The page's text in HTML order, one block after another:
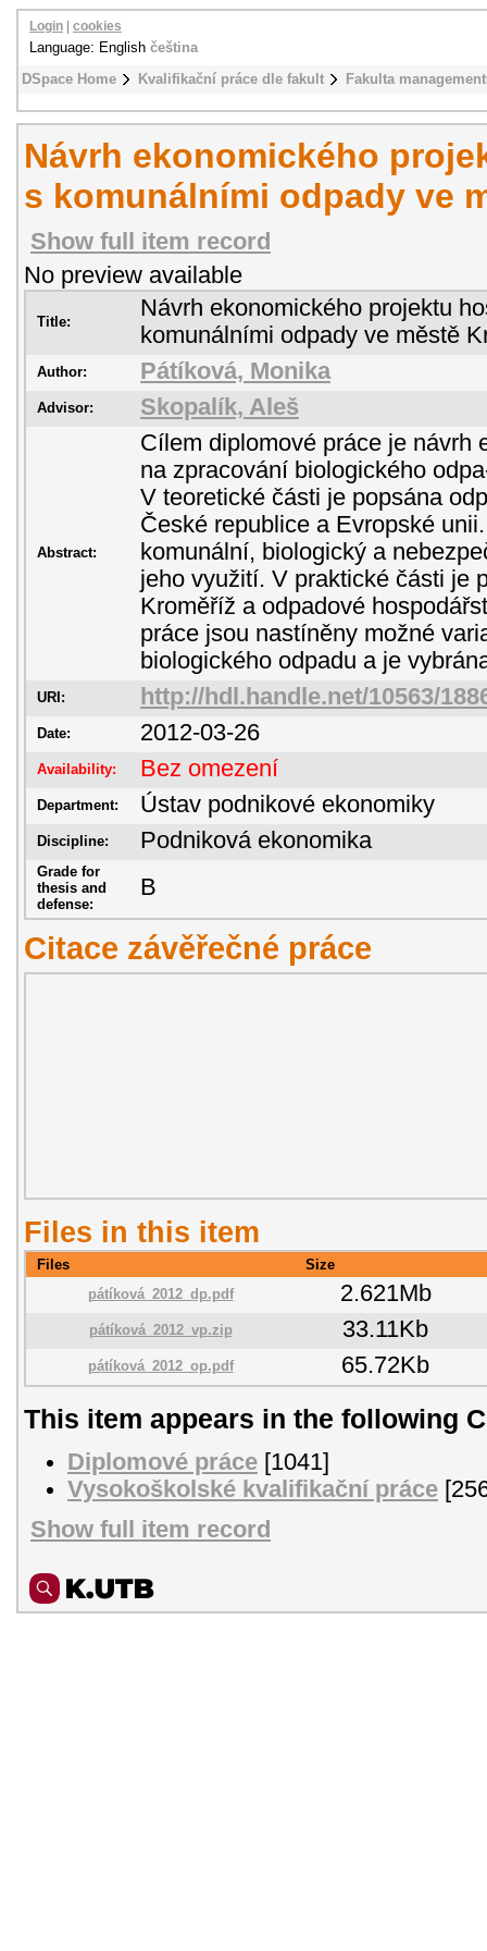
DSpace Home Kvalifikační práce dle fakult Fakulta
Login cookies
Language: English čeština
Návrh ekonomického
s komunálními odpady ve
Show full item record
No preview available
Title:
Návrh ekonomického projektu
komunálními odpady ve městě
Author: Pátíková, Monika
Advisor: Skopalík, Aleš
Abstract:
Cílem diplomové práce je návrh
na zpracování biologického
V teoretické části je popsána
České republice a Evropské
komunální, biologický a
jeho využití. V praktické části je
Kroměříž a odpadové
práce jsou nastíněny možné
biologického odpadu a je
URI: http://hdl.handle.net/10563/
Date: 2012-03-26
Availability: Bez omezení
Department: Ústav podnikové ekonomiky
Discipline: Podniková ekonomika
Grade for
thesis and
defense:
B
Citace závěřečné práce
Files in this item
Files
Size
pátíková_2012_dp.pdf
2.621Mb
pátíková_2012_vp.zip 33.11Kb
pátíková_2012_op.pdf 65.72Kb
This item appears in the following
Diplomové práce [1041]
Vysokoškolské kvalifikační práce
Show full item record